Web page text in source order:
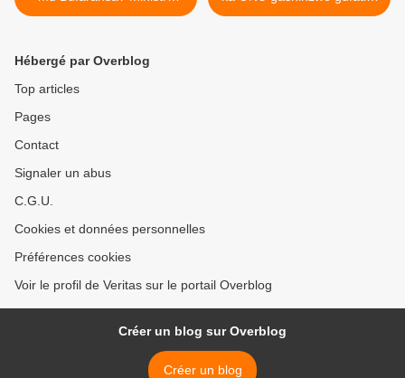
w’Ubufaransa Madame
u Rwanda ibihano
Hébergé par Overblog
Top articles
Pages
Contact
Signaler un abus
C.G.U.
Cookies et données personnelles
Préférences cookies
Voir le profil de Veritas sur le portail Overblog
Créer un blog sur Overblog
Créer un blog